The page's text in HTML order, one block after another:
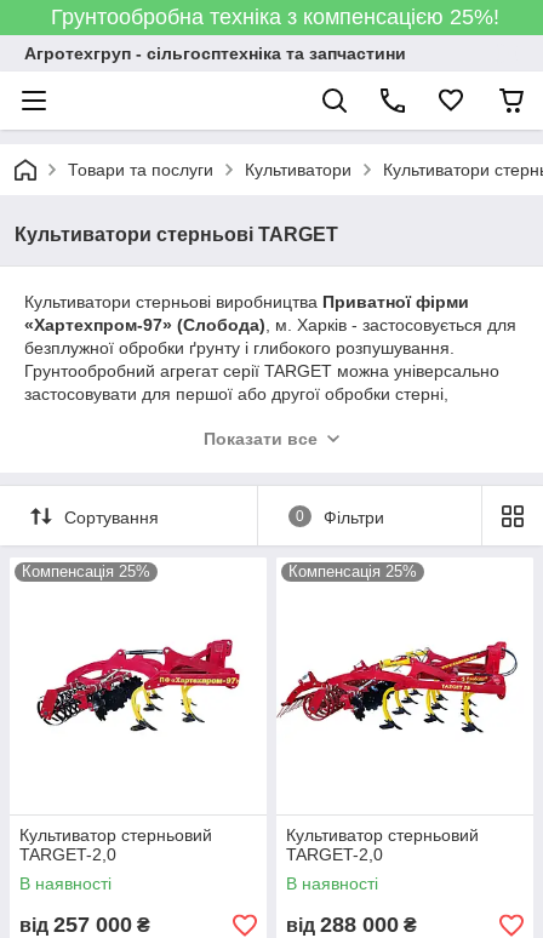
Грунтообробна техніка з компенсацією 25%!
Агротехгруп - сільгосптехніка та запчастини
Товари та послуги Культиватори Культиватори
Культиватори стерньові TARGET
Культиватори стерньові виробництва Приватної фірми
«Хартехпром-97» (Слобода) , м. Харків - застосовується для
безплужної обробки ґрунту і глибокого розпушування.
Грунтообробний агрегат серії TARGET можна універсально
застосовувати для першої або другої обробки стерні,
підготовки ґрунту під посівПоказати все
Сортування 0 Фільтри
Компенсація 25%
Культиватор стерньовий
TARGET-2,0
В наявності
від 257 000 ₴
Компенсація 25%
Культиватор стерньовий
TARGET-2,0
В наявності
від 288 000 ₴